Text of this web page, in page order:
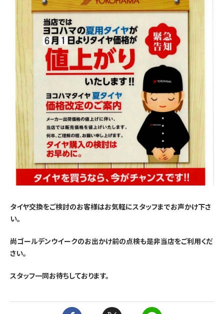
タイヤ交換をご検討のお客様はお気軽にスタッフまでお声かけ下さ
い。
尚ゴールデンウイークのお出かけ前の点検も是非当店をご利用くだ
さい。
スタッフ一同お待ちしております。